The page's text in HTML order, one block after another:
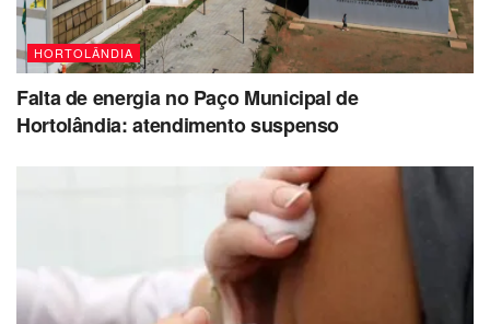
HORTOLÂNDIA
Falta de energia no Paço Municipal de
Hortolândia: atendimento suspenso